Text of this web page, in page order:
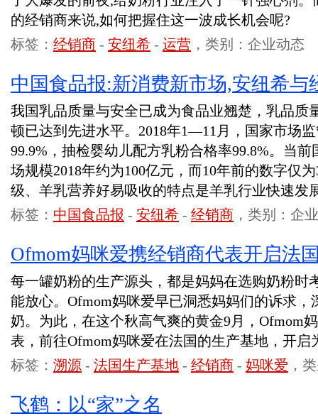
的经销商来说,如何把握住这一波成长机会呢?
标签： 经销商 - 安纽希 - 运营 ，类别：企业动态
中国食品报:新消费新市场,安纽希与
我国乳品质量与安全已成为食品业翘楚，乳品质
顿已达到先进水平。2018年1—11月，国家市场
99.9%，抽检婴幼儿配方乳粉合格率99.8%。当
场规模2018年约为100亿元，而10年前的数字仅
级、羊乳营养好易吸收的特点是羊乳行业快速发
标签： 中国食品报 - 安纽希 - 经销商 ，类别：企
Ofmom妈咪爱携经销商代表开启法
每一罐奶粉的生产源头，都是妈妈在选购奶粉时
能放心。Ofmom妈咪爱早已洞悉妈妈们的诉求，
奶。为此，在这个秋高气爽的黄金9月，Ofmom
表，前往Ofmom妈咪爱在法国的生产基地，开
标签： 溯源 - 法国生产基地 - 经销商 - 妈咪爱 ，
飞鹤：以“家”之名